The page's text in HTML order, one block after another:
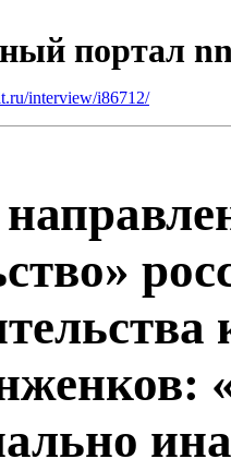
портал
interview/i86712/